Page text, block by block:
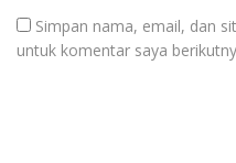
Simpan nama, email, dan
untuk komentar saya